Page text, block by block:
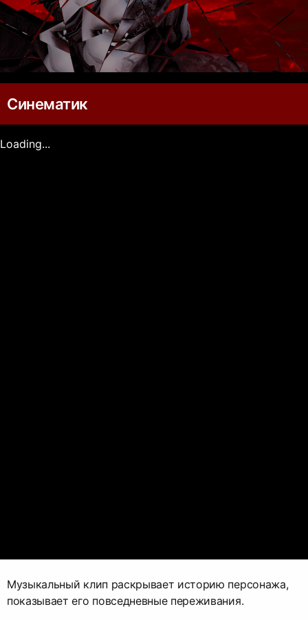
Синематик
Loading...
Музыкальный клип раскрывает историю персонажа,
показывает его повседневные переживания.